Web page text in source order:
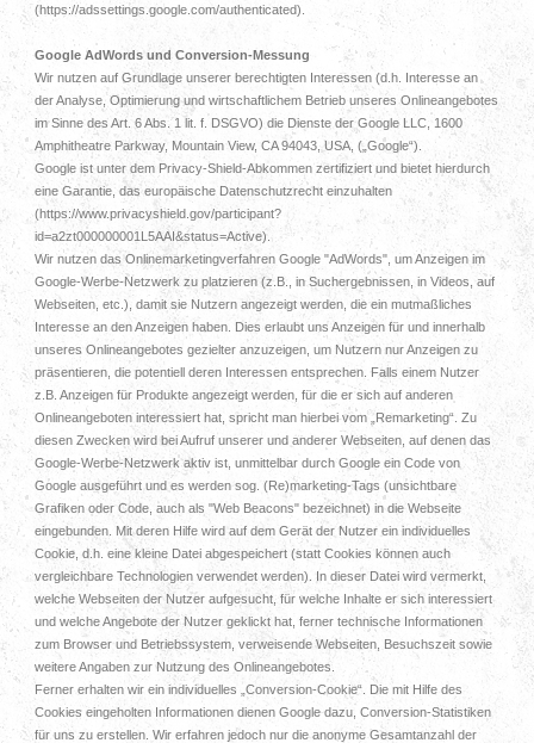
(https://adssettings.google.com/authenticated).
Google AdWords und Conversion-Messung
Wir nutzen auf Grundlage unserer berechtigten Interessen (d.h. Interesse an
der Analyse, Optimierung und wirtschaftlichem Betrieb unseres Onlineangebotes
im Sinne des Art. 6 Abs. 1 lit. f. DSGVO) die Dienste der Google LLC, 1600
Amphitheatre Parkway, Mountain View, CA 94043, USA, („Google“).
Google ist unter dem Privacy-Shield-Abkommen zertifiziert und bietet hierdurch
eine Garantie, das europäische Datenschutzrecht einzuhalten
(https://www.privacyshield.gov/participant?
id=a2zt000000001L5AAI&status=Active).
Wir nutzen das Onlinemarketingverfahren Google "AdWords", um Anzeigen im
Google-Werbe-Netzwerk zu platzieren (z.B., in Suchergebnissen, in Videos, auf
Webseiten, etc.), damit sie Nutzern angezeigt werden, die ein mutmaßliches
Interesse an den Anzeigen haben. Dies erlaubt uns Anzeigen für und innerhalb
unseres Onlineangebotes gezielter anzuzeigen, um Nutzern nur Anzeigen zu
präsentieren, die potentiell deren Interessen entsprechen. Falls einem Nutzer
z.B. Anzeigen für Produkte angezeigt werden, für die er sich auf anderen
Onlineangeboten interessiert hat, spricht man hierbei vom „Remarketing“. Zu
diesen Zwecken wird bei Aufruf unserer und anderer Webseiten, auf denen das
Google-Werbe-Netzwerk aktiv ist, unmittelbar durch Google ein Code von
Google ausgeführt und es werden sog. (Re)marketing-Tags (unsichtbare
Grafiken oder Code, auch als "Web Beacons" bezeichnet) in die Webseite
eingebunden. Mit deren Hilfe wird auf dem Gerät der Nutzer ein individuelles
Cookie, d.h. eine kleine Datei abgespeichert (statt Cookies können auch
vergleichbare Technologien verwendet werden). In dieser Datei wird vermerkt,
welche Webseiten der Nutzer aufgesucht, für welche Inhalte er sich interessiert
und welche Angebote der Nutzer geklickt hat, ferner technische Informationen
zum Browser und Betriebssystem, verweisende Webseiten, Besuchszeit sowie
weitere Angaben zur Nutzung des Onlineangebotes.
Ferner erhalten wir ein individuelles „Conversion-Cookie“. Die mit Hilfe des
Cookies eingeholten Informationen dienen Google dazu, Conversion-Statistiken
für uns zu erstellen. Wir erfahren jedoch nur die anonyme Gesamtanzahl der